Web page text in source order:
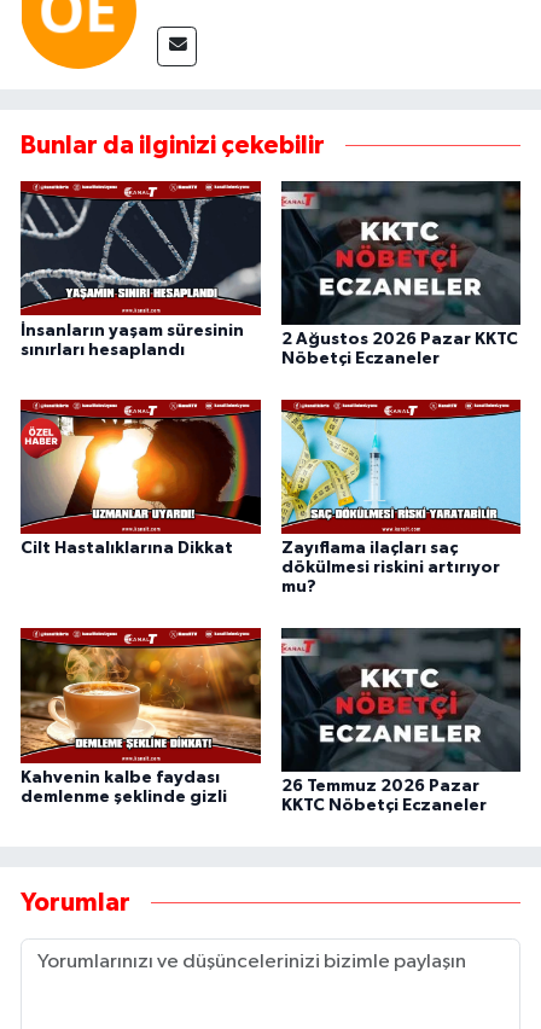
Bunlar da ilginizi çekebilir
İnsanların yaşam süresinin
sınırları hesaplandı
2 Ağustos 2026 Pazar KKTC
Nöbetçi Eczaneler
Cilt Hastalıklarına Dikkat
Zayıflama ilaçları saç
dökülmesi riskini artırıyor
mu?
Kahvenin kalbe faydası
demlenme şeklinde gizli
26 Temmuz 2026 Pazar
KKTC Nöbetçi Eczaneler
Yorumlar